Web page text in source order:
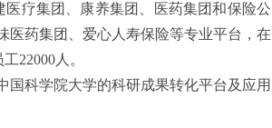
疗集团、康养集团、医药集团和保险公
医药集团、爱心人寿保险等专业平台，在
22000人。
国科学院大学的科研成果转化平台及应用